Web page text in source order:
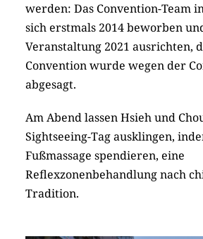
werden: Das Convention-Team
sich erstmals 2014 beworben
Veranstaltung 2021 ausrichten,
Convention wurde wegen der
abgesagt.
Am Abend lassen Hsieh und
Sightseeing-Tag ausklingen,
Fußmassage spendieren, eine
Reflexzonenbehandlung nach
Tradition.